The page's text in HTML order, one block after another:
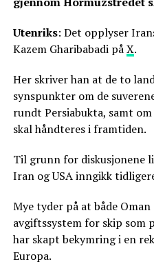
Utenriks: Det opplyser
Kazem Gharibabadi påX.
Her skriver han at de to
synspunkter om de
rundt Persiabukta, samt
skal håndteres i framtiden.
Til grunn for diskusjonene
Iran og USA inngikk
Mye tyder på at både
avgiftssystem for skip som
har skapt bekymring i en
Europa.